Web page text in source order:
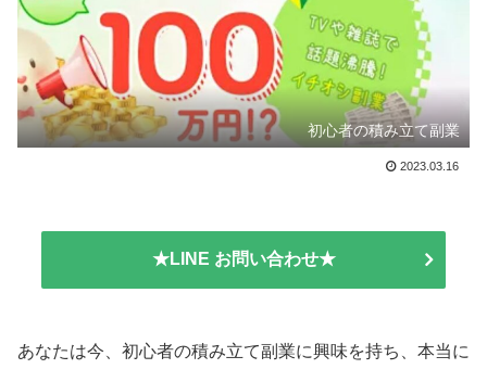
初心者の積み立て副業
2023.03.16
★LINE お問い合わせ★
あなたは今、初心者の積み立て副業に興味を持ち、本当に